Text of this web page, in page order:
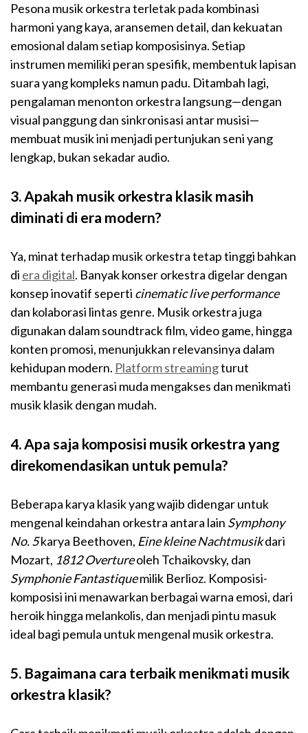
Pesona musik orkestra terletak pada kombinasi
harmoni yang kaya, aransemen detail, dan kekuatan
emosional dalam setiap komposisinya. Setiap
instrumen memiliki peran spesifik, membentuk lapisan
suara yang kompleks namun padu. Ditambah lagi,
pengalaman menonton orkestra langsung—dengan
visual panggung dan sinkronisasi antar musisi—
membuat musik ini menjadi pertunjukan seni yang
lengkap, bukan sekadar audio.
3. Apakah musik orkestra klasik masih
diminati di era modern?
Ya, minat terhadap musik orkestra tetap tinggi bahkan
di era digital. Banyak konser orkestra digelar dengan
konsep inovatif seperti cinematic live performance
dan kolaborasi lintas genre. Musik orkestra juga
digunakan dalam soundtrack film, video game, hingga
konten promosi, menunjukkan relevansinya dalam
kehidupan modern. Platform streamingturut
membantu generasi muda mengakses dan menikmati
musik klasik dengan mudah.
4. Apa saja komposisi musik orkestra yang
direkomendasikan untuk pemula?
Beberapa karya klasik yang wajib didengar untuk
mengenal keindahan orkestra antara lain Symphony
No. 5karya Beethoven, Eine kleine Nachtmusikdari
Mozart, 1812 Overtureoleh Tchaikovsky, dan
Symphonie Fantastiquemilik Berlioz. Komposisi-
komposisi ini menawarkan berbagai warna emosi, dari
heroik hingga melankolis, dan menjadi pintu masuk
ideal bagi pemula untuk mengenal musik orkestra.
5. Bagaimana cara terbaik menikmati musik
orkestra klasik?